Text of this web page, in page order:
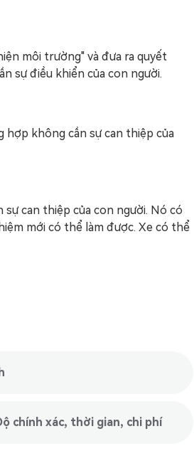
môi trường" và đưa ra quyết
sự điều khiển của con người.
hợp không cần sự can thiệp của
can thiệp của con người. Nó có
mới có thể làm được. Xe có thể
chính xác, thời gian, chi phí